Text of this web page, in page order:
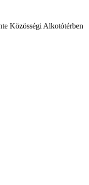
Közösségi Alkotótérben